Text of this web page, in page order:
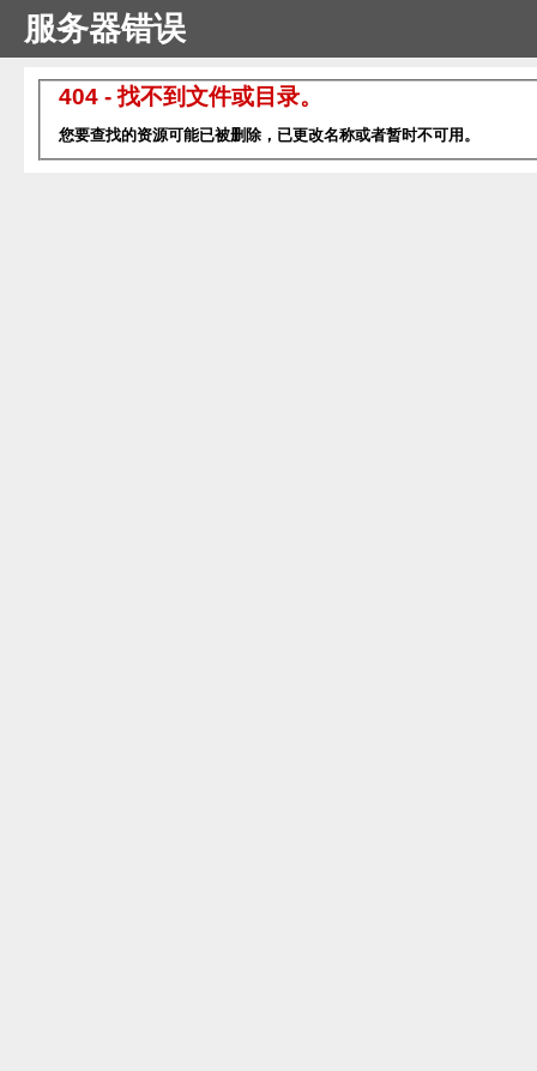
服务器错误
404 - 找不到文件或目录。
您要查找的资源可能已被删除，已更改名称或者暂时不可用。